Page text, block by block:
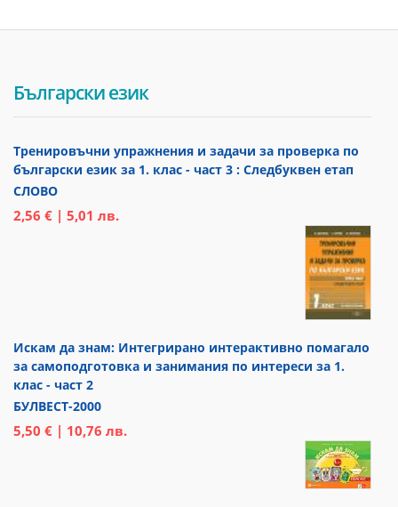
Български език
Тренировъчни упражнения и задачи за проверка по
български език за 1. клас - част 3 : Следбуквен етап
СЛОВО
2,56 € | 5,01 лв.
Искам да знам: Интегрирано интерактивно помагало
за самоподготовка и занимания по интереси за 1.
клас - част 2
БУЛВЕСТ-2000
5,50 € | 10,76 лв.